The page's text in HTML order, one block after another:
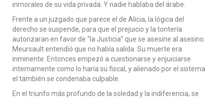
inmorales de su vida privada. Y nadie hablaba del árabe.
Frente a un juzgado que parece el de Alicia, la lógica del
derecho se suspende, para que el prejuicio y la tontería
autorizaran en favor de “la Justicia” que se asesine al asesino.
Meursault entendió que no había salida. Su muerte era
inminente. Entonces empezó a cuestionarse y enjuiciarse
internamente como lo haría su fiscal, y alienado por el sistema
el también se condenaba culpable.
En el triunfo más profundo de la soledad y la indiferencia, se